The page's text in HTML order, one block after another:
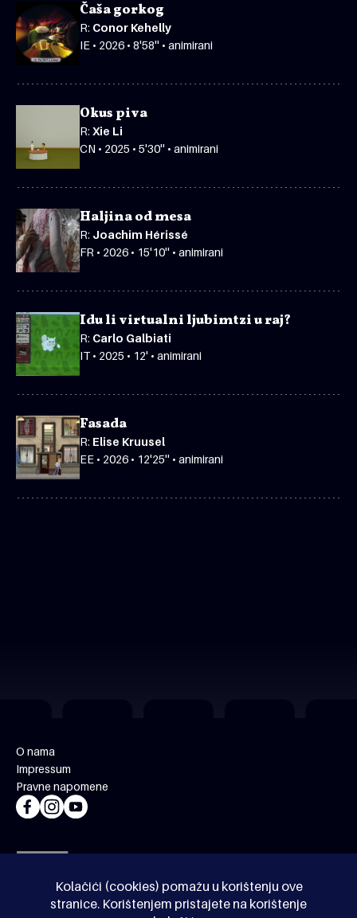
Kolačići (cookies) pomažu u korištenju ove
stranice. Korištenjem pristajete na korištenje
Čaša gorkog
R: Conor Kehelly
IE • 2026 • 8'58'' • animirani
Okus piva
R: Xie Li
CN • 2025 • 5'30'' • animirani
Haljina od mesa
R: Joachim Hérissé
FR • 2026 • 15'10'' • animirani
Idu li virtualni ljubimtzi u raj?
R: Carlo Galbiati
IT • 2025 • 12' • animirani
Fasada
R: Elise Kruusel
EE • 2026 • 12'25'' • animirani
O nama
Impressum
Pravne napomene